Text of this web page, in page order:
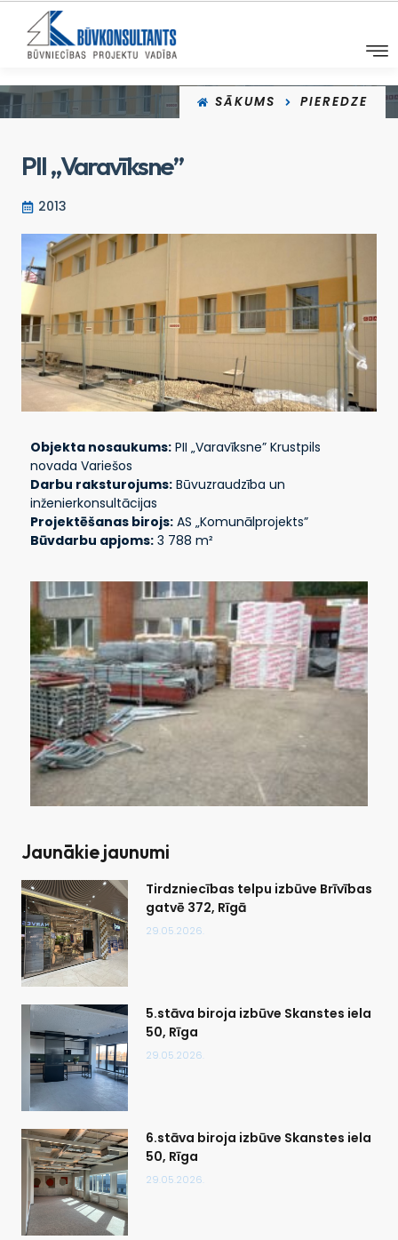
SĀKUMS PIEREDZE
PII „Varavīksne”
2013
Objekta nosaukums: PII „Varavīksne” Krustpils
novada Variešos
Darbu raksturojums: Būvuzraudzība un
inženierkonsultācijas
Projektēšanas birojs: AS „Komunālprojekts”
Būvdarbu apjoms: 3 788 m²
Jaunākie jaunumi
Tirdzniecības telpu izbūve Brīvības
gatvē 372, Rīgā
29.05.2026.
5.stāva biroja izbūve Skanstes iela
50, Rīga
29.05.2026.
6.stāva biroja izbūve Skanstes iela
50, Rīga
29.05.2026.